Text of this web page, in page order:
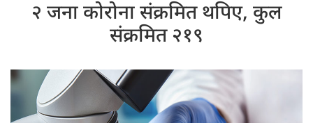
२ जना कोरोना संक्रमित थपिए, कुल
संक्रमित २१९